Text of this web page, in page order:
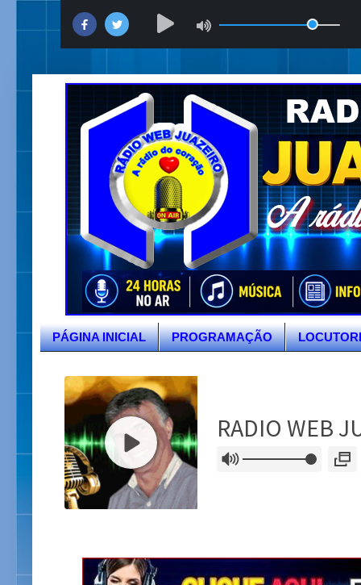
PÁGINA INICIAL PROGRAMAÇÃO